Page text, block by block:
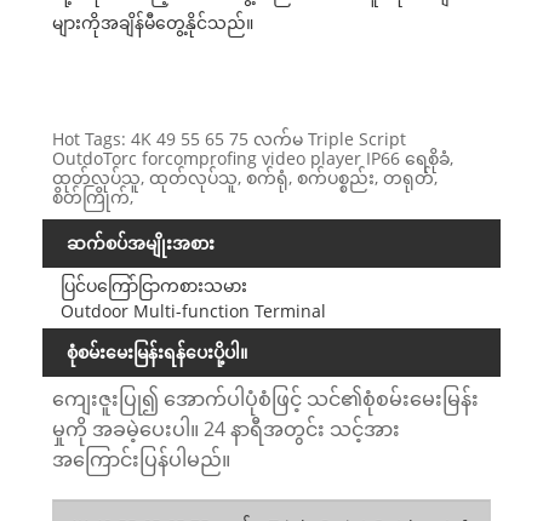
များကိုအချိန်မီတွေ့နိုင်သည်။
Hot Tags: 4K 49 55 65 75 လက်မ Triple Script
OutdoTorc forcomprofing video player IP66 ရေစိုခံ,
ထုတ်လုပ်သူ, ထုတ်လုပ်သူ, စက်ရုံ, စက်ပစ္စည်း, တရုတ်,
စိတ်ကြိုက်,
ဆက်စပ်အမျိုးအစား
ပြင်ပကြော်ငြာကစားသမား
Outdoor Multi-function Terminal
စုံစမ်းမေးမြန်းရန်ပေးပို့ပါ။
ကျေးဇူးပြု၍ အောက်ပါပုံစံဖြင့် သင်၏စုံစမ်းမေးမြန်း
မှုကို အခမဲ့ပေးပါ။ 24 နာရီအတွင်း သင့်အား
အကြောင်းပြန်ပါမည်။